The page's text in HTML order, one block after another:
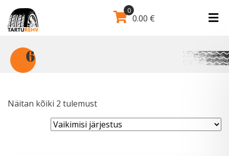
0.00 €
0
6
Näitan kõiki 2 tulemust